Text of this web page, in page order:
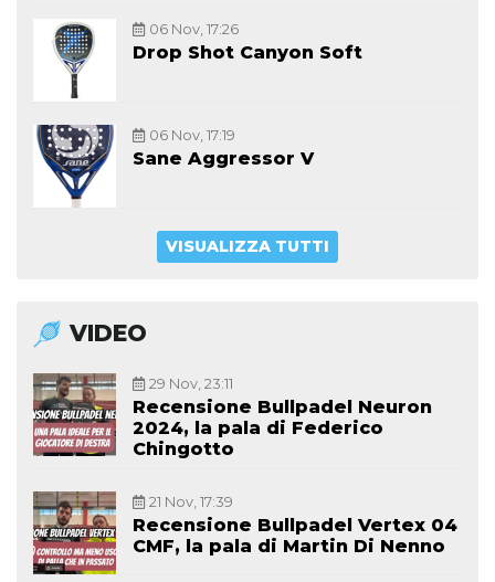
06 Nov, 17:26
Drop Shot Canyon Soft
06 Nov, 17:19
Sane Aggressor V
VISUALIZZA TUTTI
VIDEO
29 Nov, 23:11
Recensione Bullpadel Neuron
2024, la pala di Federico
Chingotto
21 Nov, 17:39
Recensione Bullpadel Vertex 04
CMF, la pala di Martin Di Nenno